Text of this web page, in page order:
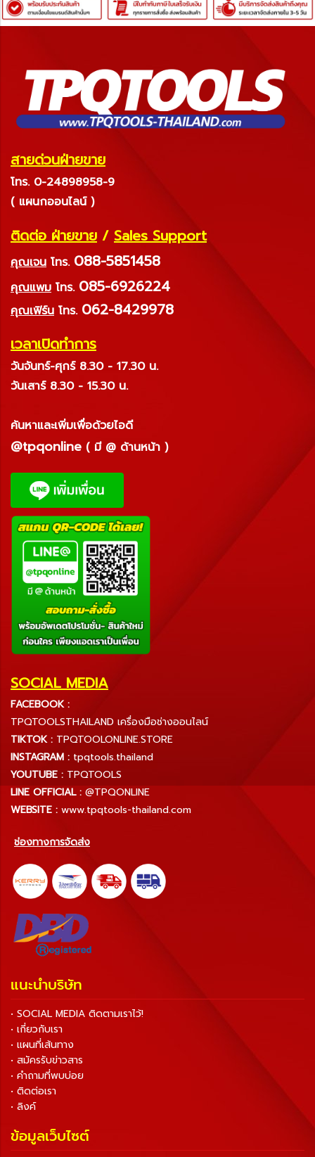
สายด่วนฝ่ายขาย
โทร. 0-24898958-9
( แผนกออนไลน์ )
ติดต่อ ฝ่ายขาย / Sales Support
คุณเจน โทร. 088-5851458
คุณแพม โทร. 085-6926224
คุณเฟิร์น โทร. 062-8429978
เวลาเปิดทำการ
วันจันทร์-ศุกร์ 8.30 - 17.30 น.
วันเสาร์ 8.30 - 15.30 น.
ค้นหาและเพิ่มเพื่อด้วยไอดี
@tpqonline ( มี @ ด้านหน้า )
SOCIAL MEDIA
FACEBOOK :
TPQTOOLSTHAILAND เครื่องมือช่างออนไลน์
TIKTOK : TPQTOOLONLINE.STORE
INSTAGRAM : tpqtools.thailand
YOUTUBE : TPQTOOLS
LINE OFFICIAL : @TPQONLINE
WEBSITE : www.tpqtools-thailand.com
ช่องทางการจัดส่ง
แนะนำบริษัท
• SOCIAL MEDIA ติดตามเราไว้!
• เกี่ยวกับเรา
• แผนที่เส้นทาง
• สมัครรับข่าวสาร
• คำถามที่พบบ่อย
• ติดต่อเรา
• ลิงค์
ข้อมูลเว็บไซต์